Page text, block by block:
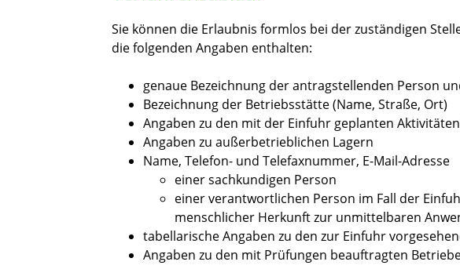
Sie können die Erlaubnis formlos bei der zuständigen
die folgenden Angaben enthalten:
genaue Bezeichnung der antragstellenden Person
Bezeichnung der Betriebsstätte (Name, Straße, Ort)
Angaben zu den mit der Einfuhr geplanten
Angaben zu außerbetrieblichen Lagern
Name, Telefon- und Telefaxnummer, E-Mail-Adresse
einer sachkundigen Person
einer verantwortlichen Person im Fall der
menschlicher Herkunft zur unmittelbaren
tabellarische Angaben zu den zur Einfuhr
Angaben zu den mit Prüfungen beauftragten